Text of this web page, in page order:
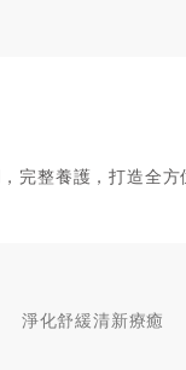
完整養護，打造全
淨化舒緩清新療癒